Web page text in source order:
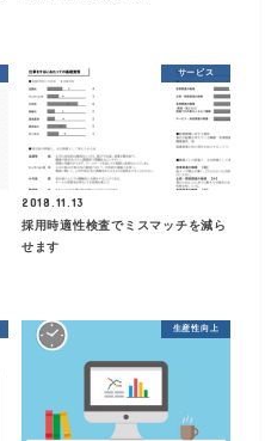
サービス
2018.11.13
採用時適性検査でミスマッチを減ら
せます
生産性向上